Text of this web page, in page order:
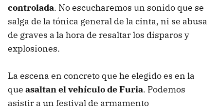
controlada. No escucharemos un sonido que se
salga de la tónica general de la cinta, ni se abusa
de graves a la hora de resaltar los disparos y
explosiones.
La escena en concreto que he elegido es en la
que asaltan el vehículo de Furia. Podemos
asistir a un festival de armamento